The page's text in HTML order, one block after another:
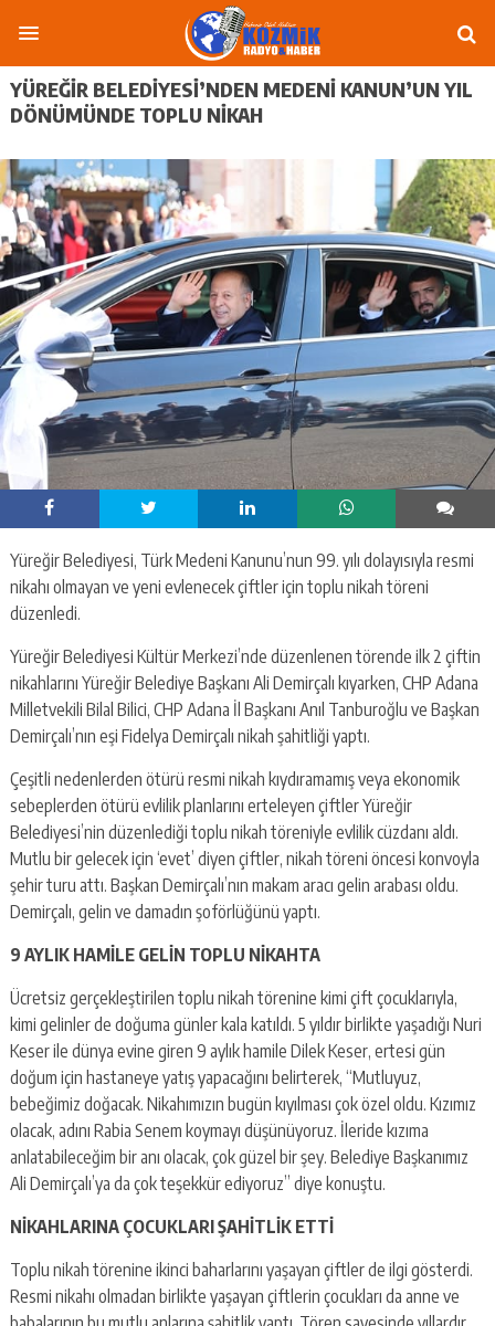
YÜREĞİR BELEDİYESİ’NDEN MEDENİ KANUN’UN YIL
DÖNÜMÜNDE TOPLU NİKAH
Yüreğir Belediyesi, Türk Medeni Kanunu’nun 99. yılı dolayısıyla resmi
nikahı olmayan ve yeni evlenecek çiftler için toplu nikah töreni
düzenledi.
Yüreğir Belediyesi Kültür Merkezi’nde düzenlenen törende ilk 2 çiftin
nikahlarını Yüreğir Belediye Başkanı Ali Demirçalı kıyarken, CHP Adana
Milletvekili Bilal Bilici, CHP Adana İl Başkanı Anıl Tanburoğlu ve Başkan
Demirçalı’nın eşi Fidelya Demirçalı nikah şahitliği yaptı.
Çeşitli nedenlerden ötürü resmi nikah kıydıramamış veya ekonomik
sebeplerden ötürü evlilik planlarını erteleyen çiftler Yüreğir
Belediyesi’nin düzenlediği toplu nikah töreniyle evlilik cüzdanı aldı.
Mutlu bir gelecek için ‘evet’ diyen çiftler, nikah töreni öncesi konvoyla
şehir turu attı. Başkan Demirçalı’nın makam aracı gelin arabası oldu.
Demirçalı, gelin ve damadın şoförlüğünü yaptı.
9 AYLIK HAMİLE GELİN TOPLU NİKAHTA
Ücretsiz gerçekleştirilen toplu nikah törenine kimi çift çocuklarıyla,
kimi gelinler de doğuma günler kala katıldı. 5 yıldır birlikte yaşadığı Nuri
Keser ile dünya evine giren 9 aylık hamile Dilek Keser, ertesi gün
doğum için hastaneye yatış yapacağını belirterek, “Mutluyuz,
bebeğimiz doğacak. Nikahımızın bugün kıyılması çok özel oldu. Kızımız
olacak, adını Rabia Senem koymayı düşünüyoruz. İleride kızıma
anlatabileceğim bir anı olacak, çok güzel bir şey. Belediye Başkanımız
Ali Demirçalı’ya da çok teşekkür ediyoruz” diye konuştu.
NİKAHLARINA ÇOCUKLARI ŞAHİTLİK ETTİ
Toplu nikah törenine ikinci baharlarını yaşayan çiftler de ilgi gösterdi.
Resmi nikahı olmadan birlikte yaşayan çiftlerin çocukları da anne ve